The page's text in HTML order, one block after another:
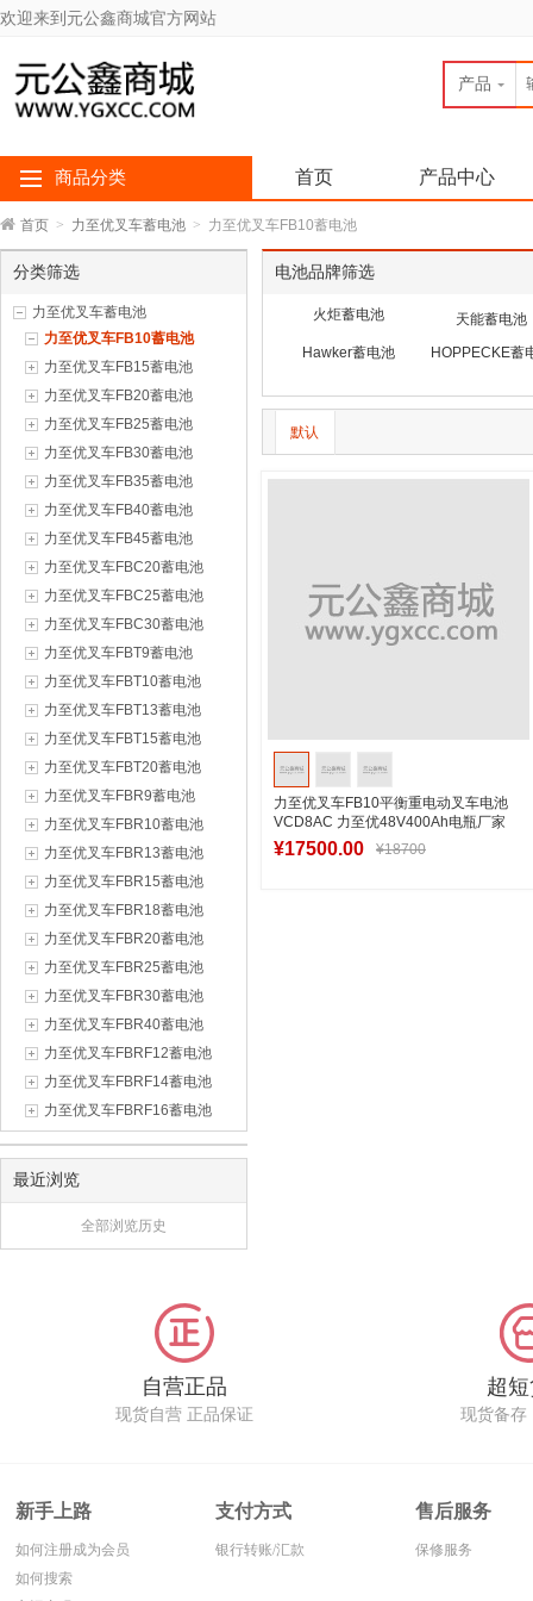
欢迎来到元公鑫商城官方网站
产品
商品分类 首页 产品中心
首页 > 力至优叉车蓄电池 > 力至优叉车FB10蓄电池
分类筛选
力至优叉车蓄电池
力至优叉车FB10蓄电池
力至优叉车FB15蓄电池
力至优叉车FB20蓄电池
力至优叉车FB25蓄电池
力至优叉车FB30蓄电池
力至优叉车FB35蓄电池
力至优叉车FB40蓄电池
力至优叉车FB45蓄电池
力至优叉车FBC20蓄电池
力至优叉车FBC25蓄电池
力至优叉车FBC30蓄电池
力至优叉车FBT9蓄电池
力至优叉车FBT10蓄电池
力至优叉车FBT13蓄电池
力至优叉车FBT15蓄电池
力至优叉车FBT20蓄电池
力至优叉车FBR9蓄电池
力至优叉车FBR10蓄电池
力至优叉车FBR13蓄电池
力至优叉车FBR15蓄电池
力至优叉车FBR18蓄电池
力至优叉车FBR20蓄电池
力至优叉车FBR25蓄电池
力至优叉车FBR30蓄电池
力至优叉车FBR40蓄电池
力至优叉车FBRF12蓄电池
力至优叉车FBRF14蓄电池
力至优叉车FBRF16蓄电池
最近浏览
全部浏览历史
电池品牌筛选
火炬蓄电池
天能蓄电池
Hawker蓄电池
HOPPECKE蓄
默认
力至优叉车FB10平衡重电动叉车电池
VCD8AC 力至优48V400Ah电瓶厂家
¥17500.00 ¥18700
自营正品
现货自营 正品保证
超
现货备存
新手上路
如何注册成为会员
如何搜索
支付方式
银行转账/汇款
售后服务
保修服务